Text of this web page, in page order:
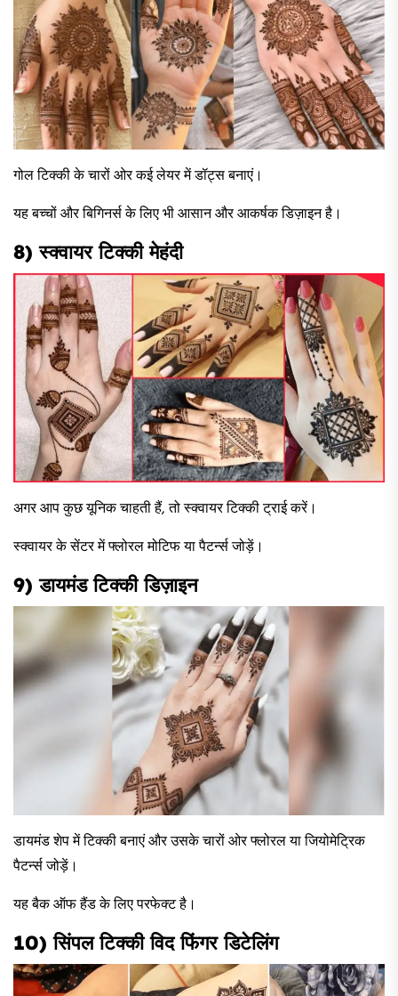
गोल टिक्की के चारों ओर कई लेयर में डॉट्स बनाएं।
यह बच्चों और बिगिनर्स के लिए भी आसान और आकर्षक डिज़ाइन है।
8) स्क्वायर टिक्की मेहंदी
अगर आप कुछ यूनिक चाहती हैं, तो स्क्वायर टिक्की ट्राई करें।
स्क्वायर के सेंटर में फ्लोरल मोटिफ या पैटर्न्स जोड़ें।
9) डायमंड टिक्की डिज़ाइन
डायमंड शेप में टिक्की बनाएं और उसके चारों ओर फ्लोरल या जियोमेट्रिक
पैटर्न्स जोड़ें।
यह बैक ऑफ हैंड के लिए परफेक्ट है।
10) सिंपल टिक्की विद फिंगर डिटेलिंग